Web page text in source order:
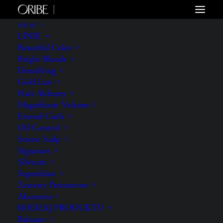
WŁOSY
LINIE
Beautiful Color
Bright Blonde
Densifying
Gold Lust
Hair Alchemy
Magnificent Volume
Eternal Curls
Oil Control
Serene Scalp
Signature
Silverati
Supershine
Zestawy Prezentowe
Akcesoria
RODZAJ PRODUKTU
Balsamy